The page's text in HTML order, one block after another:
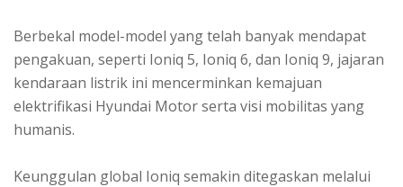
Berbekal model-model yang telah banyak mendapat
pengakuan, seperti Ioniq 5, Ioniq 6, dan Ioniq 9, jajaran
kendaraan listrik ini mencerminkan kemajuan
elektrifikasi Hyundai Motor serta visi mobilitas yang
humanis.
Keunggulan global Ioniq semakin ditegaskan melalui